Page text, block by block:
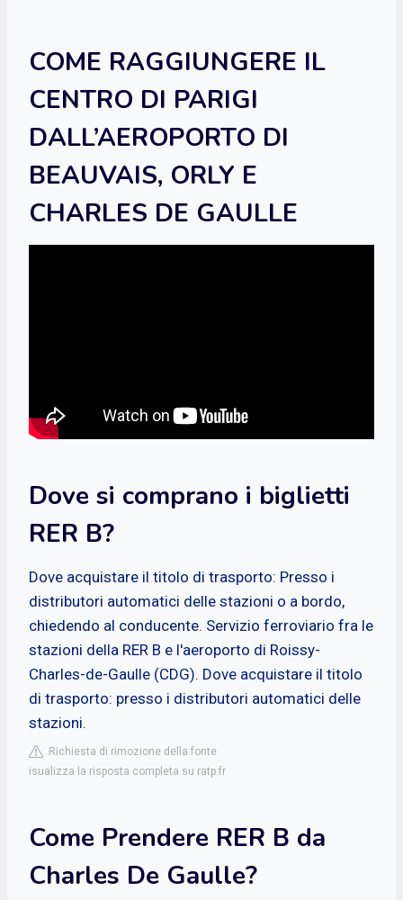
COME RAGGIUNGERE IL
CENTRO DI PARIGI
DALL’AEROPORTO DI
BEAUVAIS, ORLY E
CHARLES DE GAULLE
Dove si comprano i biglietti
RER B?
Dove acquistare il titolo di trasporto: Presso i
distributori automatici delle stazioni o a bordo,
chiedendo al conducente. Servizio ferroviario fra le
stazioni della RER B e l'aeroporto di Roissy-
Charles-de-Gaulle (CDG). Dove acquistare il titolo
di trasporto: presso i distributori automatici delle
stazioni.
Richiesta di rimozione della fonte
isualizza la risposta completa su ratp.fr
Come Prendere RER B da
Charles De Gaulle?